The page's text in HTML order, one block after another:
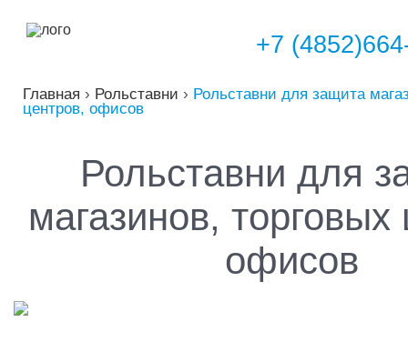
+7
Главная › Рольставни › Рольставни для защита
центров, офисов
Рольставни для
магазинов, торговых
офисов